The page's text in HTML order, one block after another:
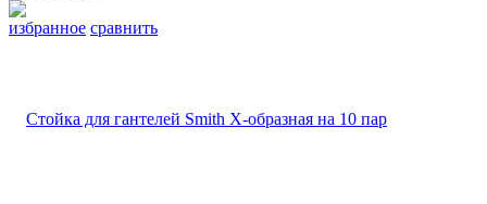
избранное сравнить